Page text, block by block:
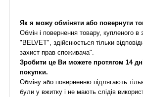
Як я можу обміняти або повернути
Обмін і повернення товару, купленого в
"BELVET", здійснюється тільки
захист прав споживача".
Зробити це Ви можете протягом 14
покупки.
Обміну або поверненню підлягають
були у вжитку і не мають слідів